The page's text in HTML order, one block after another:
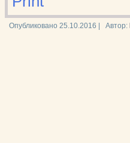
Опубликовано 25.10.2016 Автор: